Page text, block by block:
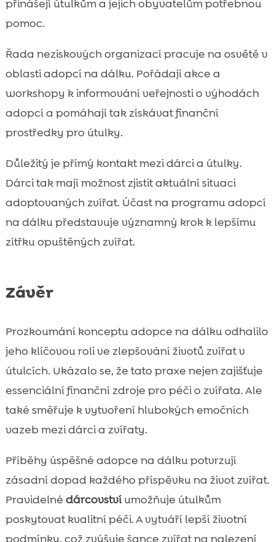
přinášejí útulkům a jejich obyvatelům potřebnou
pomoc.
Řada neziskových organizací pracuje na osvětě v
oblasti adopcí na dálku. Pořádají akce a
workshopy k informování veřejnosti o výhodách
adopcí a pomáhají tak získávat finanční
prostředky pro útulky.
Důležitý je přímý kontakt mezi dárci a útulky.
Dárci tak mají možnost zjistit aktuální situaci
adoptovaných zvířat. Účast na programu adopcí
na dálku představuje významný krok k lepšímu
zítřku opuštěných zvířat.
Závěr
Prozkoumání konceptu adopce na dálku odhalilo
jeho klíčovou roli ve zlepšování životů zvířat v
útulcích. Ukázalo se, že tato praxe nejen zajišťuje
essenciální finanční zdroje pro péči o zvířata. Ale
také směřuje k vytvoření hlubokých emočních
vazeb mezi dárci a zvířaty.
Příběhy úspěšné adopce na dálku potvrzují
zásadní dopad každého příspěvku na život zvířat.
Pravidelné dárcovstvíumožňuje útulkům
poskytovat kvalitní péči. A vytváří lepší životní
podmínky, což zvýšuje šance zvířat na nalezení